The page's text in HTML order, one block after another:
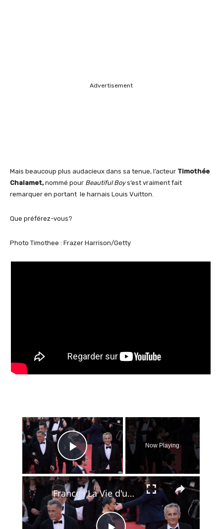
Advertisement
Mais beaucoup plus audacieux dans sa tenue, l’acteur Timothée
Chalamet,nommé pour Beautiful Boys’est vraiment fait
remarquer en portant le harnais Louis Vuitton.
Que préférez-vous?
Photo Timothee : Frazer Harrison/Getty
×
Play Video
Now Playing
×
France: 'La Vie d'une femme' premieres at 79th Cannes Film Festival.